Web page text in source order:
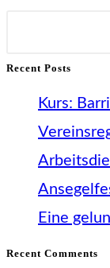
Recent Posts
Kurs:
Eine
Recent Comments